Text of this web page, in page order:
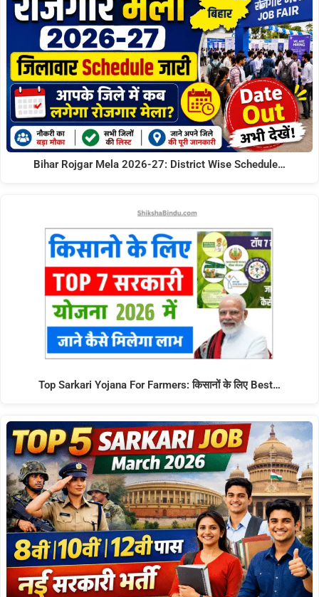
Bihar Rojgar Mela 2026-27: District Wise Schedule…
Top Sarkari Yojana For Farmers: किसानों के लिए Best…